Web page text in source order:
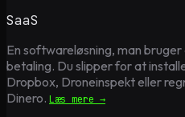
SaaS
En softwareløsning, man
betaling. Du slipper for at
Dropbox, Droneinspekt eller
Dinero. Læs mere →